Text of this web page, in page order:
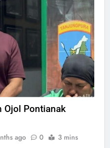
Ojol Pontianak
ago 0 3 mins